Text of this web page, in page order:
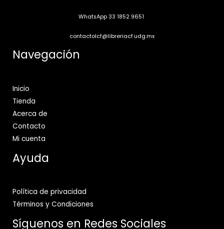
WhatsApp 33 1852 9651
contactolcf@libreriacf.udg.mx
Navegación
Inicio
Tienda
Acerca de
Contacto
Mi cuenta
Ayuda
Política de privacidad
Términos y Condiciones
Síguenos en Redes Sociales